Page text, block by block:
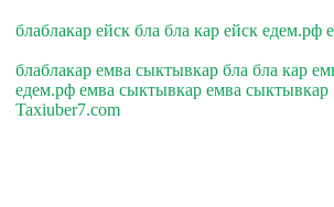
блаблакар ейск бла бла кар ейск едем.рф
блаблакар емва сыктывкар бла бла кар
едем.рф емва сыктывкар емва сыктывкар
Taxiuber7.com